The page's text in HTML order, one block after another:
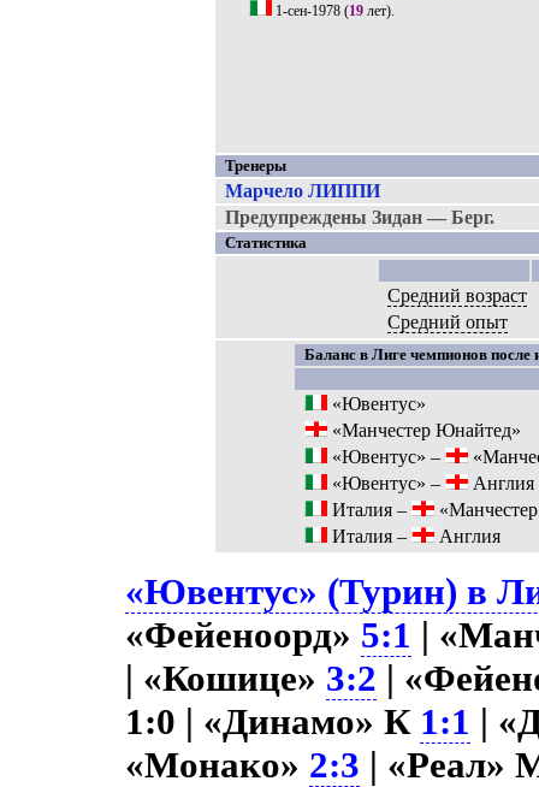
1-сен-1978(19лет).
Тренеры
Марчело ЛИППИ
Предупреждены Зидан — Берг.
Статистика
Средний возраст
Средний опыт
Баланс в Лиге чемпионов после
«Ювентус»
«Манчестер Юнайтед»
«Ювентус» –
«Ювентус» –
Англия
Италия –
Италия –
Англия
«Ювентус» (Турин) в
«Фейеноорд» 5:1 |
| «Кошице» 3:2 |
1:0 | «Динамо» К 1:1 |
«Монако» 2:3 | «Реал»